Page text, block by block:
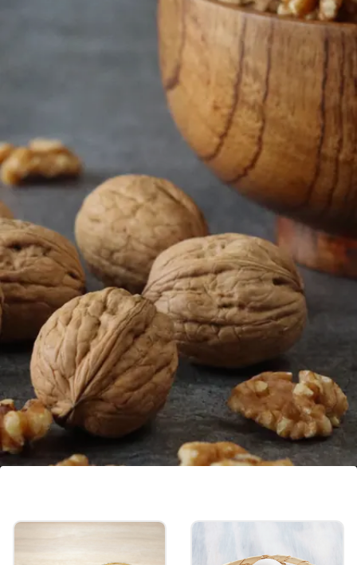
ವಿಟಮಿನ್ ಇ ಮತ್ತು ಒಮೆಗಾ 3 ಕೊಬ್ಬಿನಾಮ್ಲವಿರುವ
ವಾಲ್ನಟ್ಸ್ ಅನ್ನು ನೆನೆಸಿ ತಿನ್ನುವುದು ಚರ್ಮಕ್ಕೆ ಒಳ್ಳೆಯದು.